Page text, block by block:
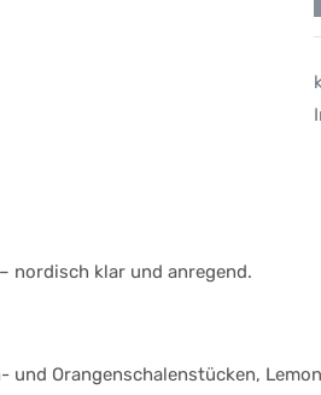
nordisch klar und anregend.
Orangenschalenstücken,